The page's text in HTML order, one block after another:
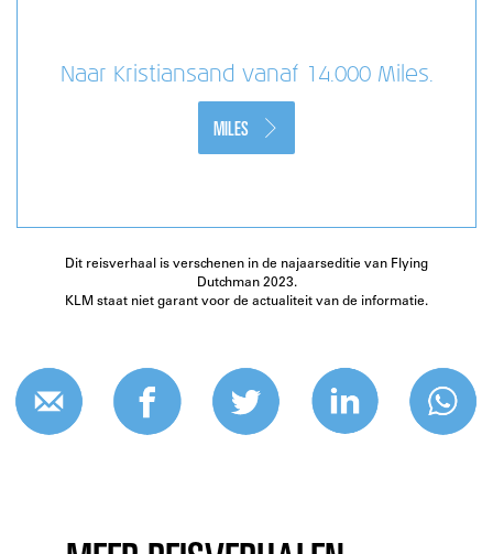
Naar Kristiansand vanaf 14.000 Miles.
MILES
Dit reisverhaal is verschenen in de najaarseditie van Flying
Dutchman 2023.
KLM staat niet garant voor de actualiteit van de informatie.